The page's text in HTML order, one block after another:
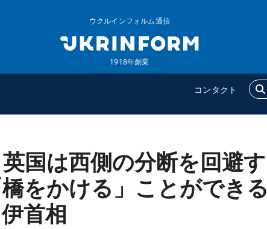
ウクルインフォルム通信
1918年創業
コンタクト
ルインフォルム
ルインフォルムについ
タクト
追加
特集
インタビュー
国は西側の分断を回避す
をかける」ことができる
首相